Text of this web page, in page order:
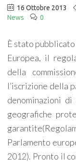
16 Ottobre 2013
News
0
È stato
Europea, il
della
l’iscrizione della
denominazioni
geografiche
Parlamento
2012). Pronto il